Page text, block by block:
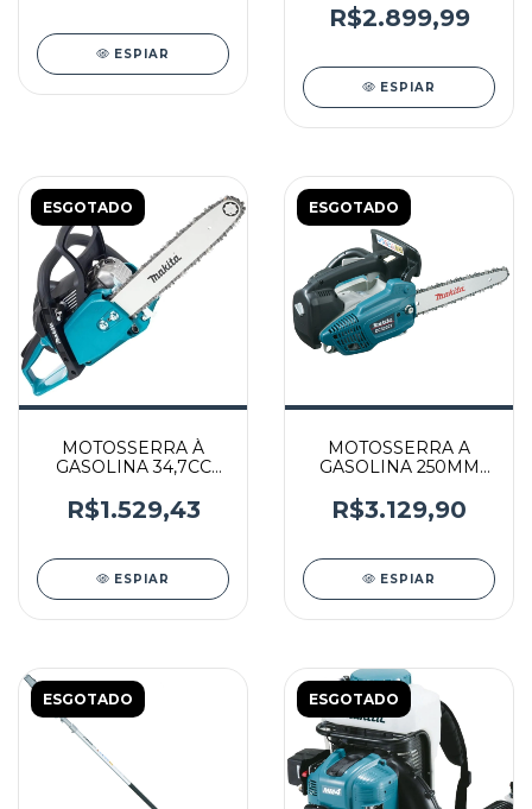
CSM
ESPIAR
EM4350UHG -
MAKITA
R$2.899,99
ESPIAR
ESGOTADO
MOTOSSERRA À
GASOLINA 34,7CC
EA3502SBBG -
MAKITA
R$1.529,43
ESPIAR
ESGOTADO
MOTOSSERRA A
GASOLINA 250MM
MAKITA
R$3.129,90
ESPIAR
ESGOTADO ESGOTADO